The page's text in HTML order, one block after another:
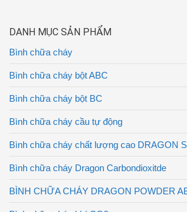
DANH MỤC SẢN PHẨM
Bình chữa cháy
Bình chữa cháy bột ABC
Bình chữa cháy bột BC
Bình chữa cháy cầu tự động
Bình chữa cháy chất lượng cao DRAGON
Bình chữa cháy Dragon Carbondioxitde
BÌNH CHỮA CHÁY DRAGON POWDER